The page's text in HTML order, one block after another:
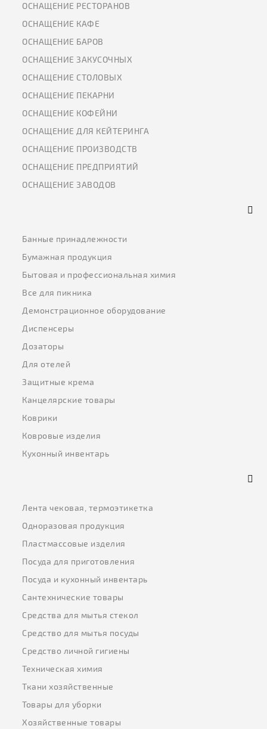
ОСНАЩЕНИЕ РЕСТОРАНОВ
ОСНАЩЕНИЕ КАФЕ
ОСНАЩЕНИЕ БАРОВ
ОСНАЩЕНИЕ ЗАКУСОЧНЫХ
ОСНАЩЕНИЕ СТОЛОВЫХ
ОСНАЩЕНИЕ ПЕКАРНИ
ОСНАЩЕНИЕ КОФЕЙНИ
ОСНАЩЕНИЕ ДЛЯ КЕЙТЕРИНГА
ОСНАЩЕНИЕ ПРОИЗВОДСТВ
ОСНАЩЕНИЕ ПРЕДПРИЯТИЙ
ОСНАЩЕНИЕ ЗАВОДОВ
Банные принадлежности
Бумажная продукция
Бытовая и профессиональная химия
Все для пикника
Демонстрационное оборудование
Диспенсеры
Дозаторы
Для отелей
Защитные крема
Канцелярские товары
Коврики
Ковровые изделия
Кухонный инвентарь
Лента чековая, термоэтикетка
Одноразовая продукция
Пластмассовые изделия
Посуда для приготовления
Посуда и кухонный инвентарь
Сантехнические товары
Средства для мытья стекол
Средство для мытья посуды
Средство личной гигиены
Техническая химия
Ткани хозяйственные
Товары для уборки
Хозяйственные товары